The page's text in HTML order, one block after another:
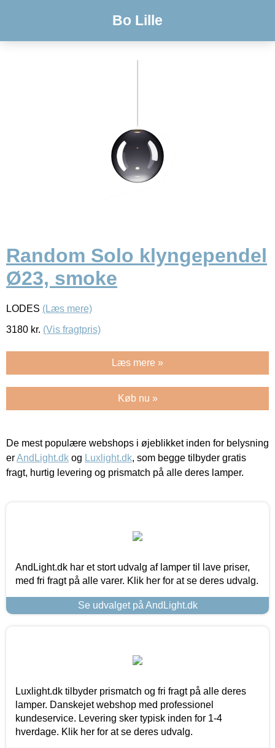
Bo Lille
Random Solo klyngependel
Ø23, smoke
LODES (Læs mere)
3180 kr. (Vis fragtpris)
Læs mere »
Køb nu »
De mest populære webshops i øjeblikket inden for belysning
erAndLight.dk og Luxlight.dk, som begge tilbyder gratis
fragt, hurtig levering og prismatch på alle deres lamper.
AndLight.dk har et stort udvalg af lamper til lave priser,
med fri fragt på alle varer. Klik her for at se deres udvalg.
Se udvalget på AndLight.dk
Luxlight.dk tilbyder prismatch og fri fragt på alle deres
lamper. Danskejet webshop med professionel
kundeservice. Levering sker typisk inden for 1-4
hverdage. Klik her for at se deres udvalg.